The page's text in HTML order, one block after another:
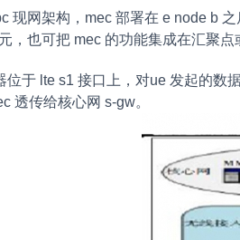
现网架构，mec 部署在 e node b
，也可把 mec 的功能集成在汇聚点
位于 lte s1 接口上，对ue 发起的数
透传给核心网 s-gw。